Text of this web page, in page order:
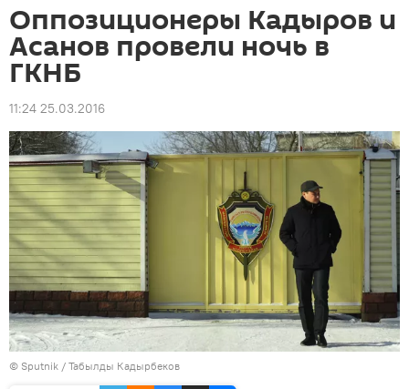
Оппозиционеры Кадыров и
Асанов провели ночь в
ГКНБ
11:24 25.03.2016
© Sputnik / Табылды Кадырбеков